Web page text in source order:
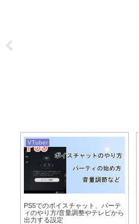
VTuber
PS5でのボイスチャット、パーテ
ィのやり方/音量調整やテレビから
出力する設定